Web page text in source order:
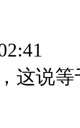
这说等